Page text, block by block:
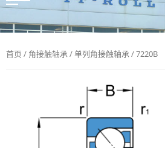
首页 / 角接触轴承/单列角接触轴承/ 7220B